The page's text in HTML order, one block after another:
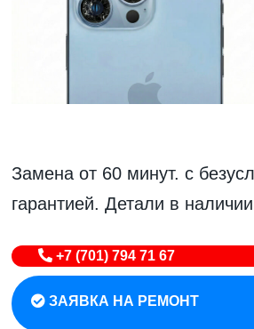
Замена от 60 минут. с
гарантией. Детали в
+7 (701) 794 71 67
ЗАЯВКА НА РЕМОНТ